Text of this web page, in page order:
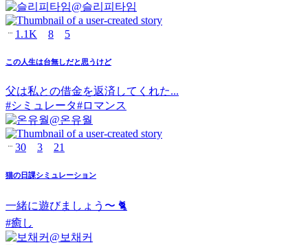
@슬리피타임
1.1K 8 5
この人生は台無しだと思うけど
父は私との借金を返済してくれた...
#シミュレータ#ロマンス
@온유월
30 3 21
猫の日課シミュレーション
一緒に遊びましょう〜 🐈
#癒し
@ 보채커